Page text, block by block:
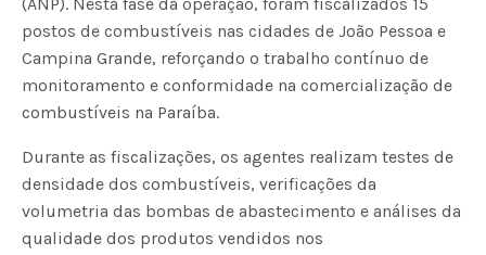
postos de combustíveis nas cidades de João Pessoa e
Campina Grande, reforçando o trabalho contínuo de
monitoramento e conformidade na comercialização de
combustíveis na Paraíba.
Durante as fiscalizações, os agentes realizam testes de
densidade dos combustíveis, verificações da
volumetria das bombas de abastecimento e análises da
qualidade dos produtos vendidos nos